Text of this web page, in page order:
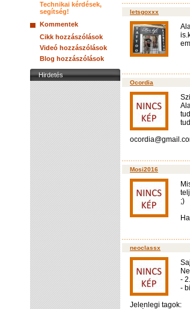
Technikai kérdések,
segítség!
Kommentek
Cikk hozzászólások
Videó hozzászólások
Blog hozzászólások
Hirdetés
letsgoxxx
Ocordia
Mosi2016
;)
neoclassx
-
-
Jelenlegi tagok: